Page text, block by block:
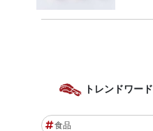
トレンドワード
食品